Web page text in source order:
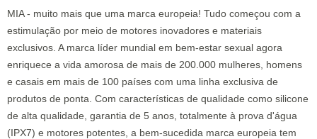
MIA - muito mais que uma marca europeia! Tudo começou com a
estimulação por meio de motores inovadores e materiais
exclusivos. A marca líder mundial em bem-estar sexual agora
enriquece a vida amorosa de mais de 200.000 mulheres, homens
e casais em mais de 100 países com uma linha exclusiva de
produtos de ponta. Com características de qualidade como silicone
de alta qualidade, garantia de 5 anos, totalmente à prova d'água
(IPX7) e motores potentes, a bem-sucedida marca europeia tem